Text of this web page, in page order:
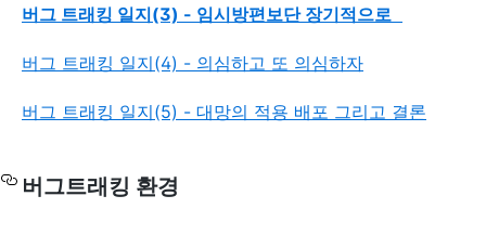
버그 트래킹 일지(3) - 임시방편보단 장기적으로
버그 트래킹 일지(4) - 의심하고 또 의심하자
버그 트래킹 일지(5) - 대망의 적용 배포 그리고 결론
버그트래킹 환경